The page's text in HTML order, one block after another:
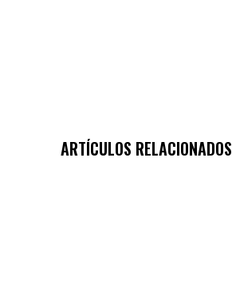
ARTÍCULOS RELACIONADOS